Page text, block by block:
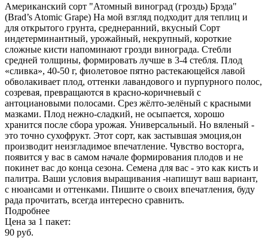
Американский сорт "Атомный виноград (гроздь) Брэда"
(Brad’s Atomic Grape) На мой взгляд подходит для теплиц и
для открытого грунта, среднеранний, вкусный Сорт
индетерминантный, урожайный, некрупный, короткие
сложные кисти напоминают грозди винограда. Стебли
средней толщины, формировать лучше в 3-4 стебля. Плод
«сливка», 40-50 г, фиолетовое пятно растекающейся лавой
обволакивает плод, оттенки лавандового и пурпурного полос,
созревая, превращаются в красно-коричневый с
антоциановыми полосами. Срез жёлто-зелёный с красными
мазками. Плод нежно-сладкий, не осыпается, хорошо
хранится после сбора урожая. Универсальный. Но вяленый -
это точно сухофрукт. Этот сорт, как застывшая эмоция,он
производит неизгладимое впечатление. Чувство восторга,
появится у вас в самом начале формирования плодов и не
покинет вас до конца сезона. Семена для вас - это как кисть и
палитра. Ваши условия выращивания -напишут ваш вариант,
с нюансами и оттенками. Пишите о своих впечатления, буду
рада прочитать, всегда интересно сравнить.
Подробнее
Цена за 1 пакет:
90 руб.